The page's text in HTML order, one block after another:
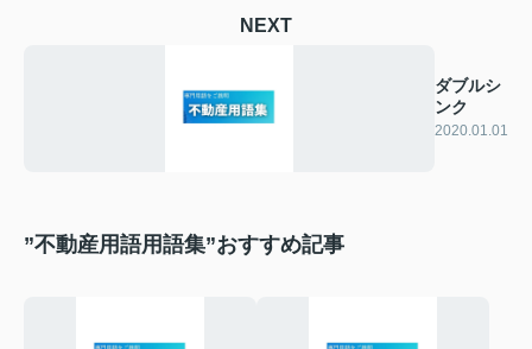
NEXT
ダブルシ
ンク
2020.01.01
”不動産用語用語集”おすすめ記事